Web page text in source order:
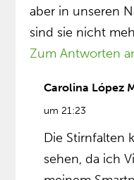
aber in unseren
sind sie nicht
Zum Antworten
Carolina López
um 21:23
Die Stirnfalten
sehen, da ich